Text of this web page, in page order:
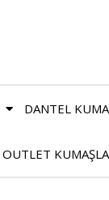
DANTEL
OUTLET